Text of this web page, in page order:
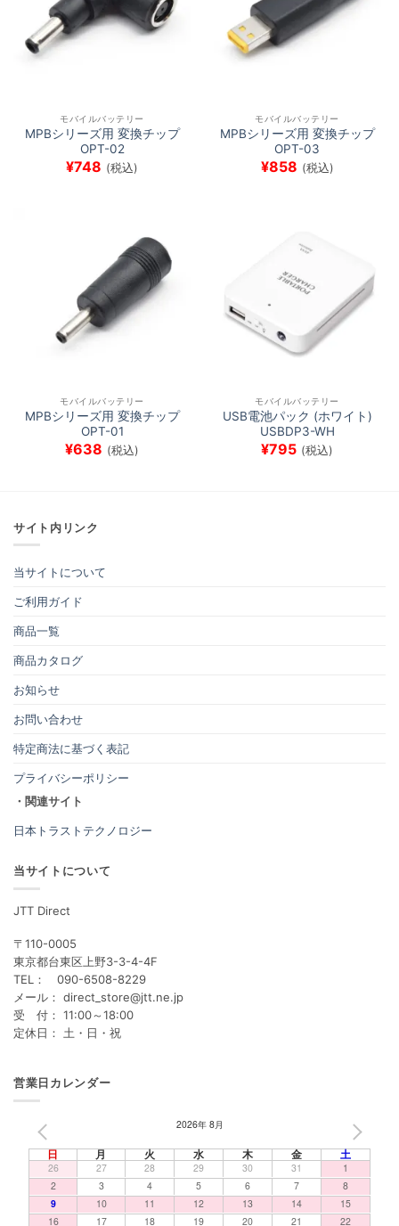
モバイルバッテリー
MPBシリーズ用 変換チップ
OPT-02
¥748 (税込)
モバイルバッテリー
MPBシリーズ用 変換チップ
OPT-03
¥858 (税込)
モバイルバッテリー
MPBシリーズ用 変換チップ
OPT-01
¥638 (税込)
モバイルバッテリー
USB電池パック (ホワイト)
USBDP3-WH
¥795 (税込)
サイト内リンク
当サイトについて
ご利用ガイド
商品一覧
商品カタログ
お知らせ
お問い合わせ
特定商法に基づく表記
プライバシーポリシー
・関連サイト
日本トラストテクノロジー
当サイトについて
JTT Direct
〒110-0005
東京都台東区上野3-3-4-4F
TEL： 090-6508-8229
メール： direct_store@jtt.ne.jp
受 付： 11:00～18:00
定休日： 土・日・祝
営業日カレンダー
2026年 8月
日 月 火 水 木 金 土
26 27 28 29 30 31
1
2
3 4 5 6 7
8
9
10 11 12 13 14
15
16
17 18 19 20 21 22